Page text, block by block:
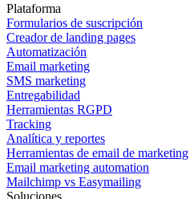
Plataforma
Formularios de suscripción
Creador de landing pages
Automatización
Email marketing
SMS marketing
Entregabilidad
Herramientas RGPD
Tracking
Analítica y reportes
Herramientas de email de marketing
Email marketing automation
Mailchimp vs Easymailing
Soluciones